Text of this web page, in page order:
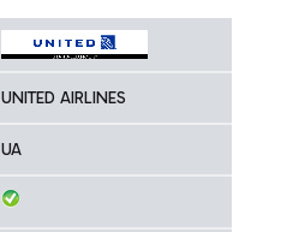
UNITED AIRLINES
UA